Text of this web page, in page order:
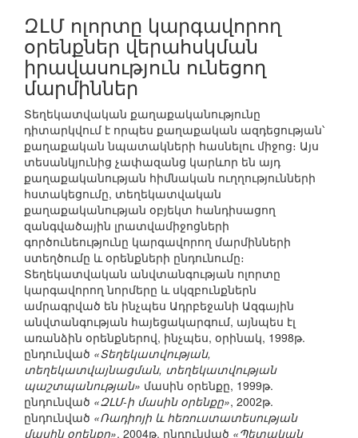
ԶԼՄ ոլորտը կարգավորող
օրենքներ վերահսկման
իրավասություն ունեցող
մարմիններ
Տեղեկատվական քաղաքականությունը
դիտարկվում է որպես քաղաքական ազդեցության՝
քաղաքական նպատակների հասնելու միջոց։ Այս
տեսանկյունից չափազանց կարևոր են այդ
քաղաքականության հիմնական ուղղությունների
հստակեցումը, տեղեկատվական
քաղաքականության օբյեկտ հանդիսացող
զանգվածային լրատվամիջոցների
գործունեությունը կարգավորող մարմինների
ստեղծումը և օրենքների ընդունումը։
Տեղեկատվական անվտանգության ոլորտը
կարգավորող նորմերը և սկզբունքներն
ամրագրված են ինչպես Ադրբեջանի Ազգային
անվտանգության հայեցակարգում, այնպես էլ
առանձին օրենքներով, ինչպես, օրինակ, 1998թ.
ընդունված «Տեղեկատվության,
տեղեկատվայնացման, տեղեկատվության
պաշտպանության» մասին օրենքը, 1999թ.
ընդունված «ԶԼՄ-ի մասին օրենքը», 2002թ.
ընդունված «Ռադիոյի և հեռուստատեսության
մասին օրենքը», 2004թ. ընդունված «Պետական